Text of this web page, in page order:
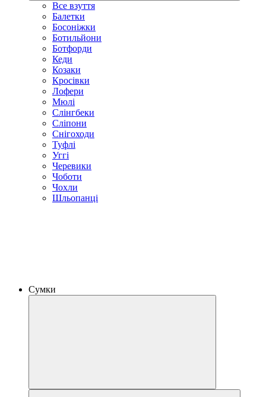
Все взуття
Балетки
Босоніжки
Ботильйони
Ботфорди
Кеди
Козаки
Кросівки
Лофери
Мюлі
Слінгбеки
Сліпони
Снігоходи
Туфлі
Уггі
Черевики
Чоботи
Чохли
Шльопанці
Сумки